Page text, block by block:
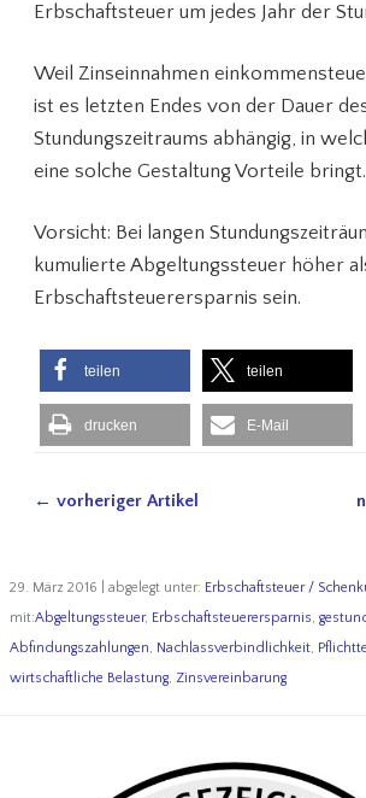
Erbschaftsteuer um jedes Jahr der
Weil Zinseinnahmen
ist es letzten Endes von der Dauer
Stundungszeitraums abhängig, in
eine solche Gestaltung Vorteile bringt.
Vorsicht: Bei langen
kumulierte Abgeltungssteuer höher
Erbschaftsteuerersparnis sein.
teilen teilen
drucken E-Mail
← vorheriger Artikel
29. März 2016 | abgelegt unter: Erbschaftsteuer /
mit:Abgeltungssteuer, Erbschaftsteuerersparnis,
Abfindungszahlungen, Nachlassverbindlichkeit,
wirtschaftliche Belastung, Zinsvereinbarung